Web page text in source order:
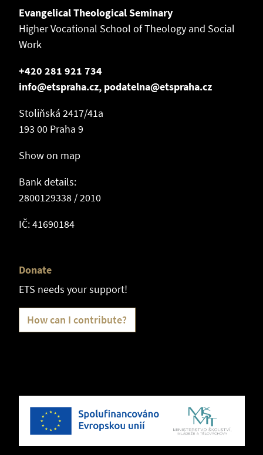
Evangelical Theological Seminary
Higher Vocational School of Theology and Social
Work
+420 281 921 734
info@etspraha.cz, podatelna@etspraha.cz
Stoliňská 2417/41a
193 00 Praha 9
Show on map
Bank details:
2800129338 / 2010
IČ: 41690184
Donate
ETS needs your support!
How can I contribute?